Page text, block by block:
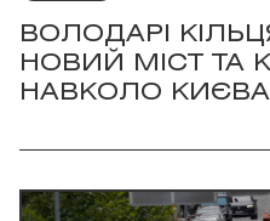
ВОЛОДАРІ
НОВИЙ МІСТ ТА
НАВКОЛО КИЄВА